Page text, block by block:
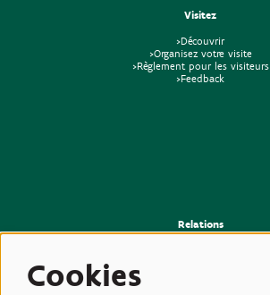
Visitez
>Découvrir
>Organisez votre visite
>Règlement pour les visiteurs
>Feedback
Relations
Cookies